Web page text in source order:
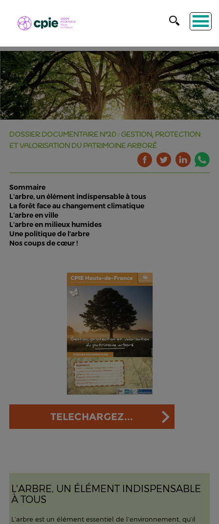
DOSSIER DOCUMENTAIRE N°20 : GESTION, PROTECTION
ET VALORISATION DU PATRIMOINE ARBORÉ
Sommaire
L’arbre, un élément indispensable à tous
La forêt face au changement climatique
L’arbre en ville
L’arbre en milieux humides
Une politique de l’arbre
Nos coups de cœur !
TELECHARGEZ...
L'ARBRE, UN ÉLÉMENT INDISPENSABLE
À TOUS
L’arbre est un élément essentiel de l’environnement, qu’il